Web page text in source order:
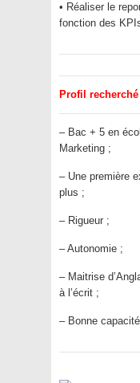
• Réaliser le
fonction des
Profil recherché
– Bac + 5 en
Marketing ;
– Une première
plus ;
– Rigueur ;
– Autonomie ;
– Maitrise
à l’écrit ;
– Bonne